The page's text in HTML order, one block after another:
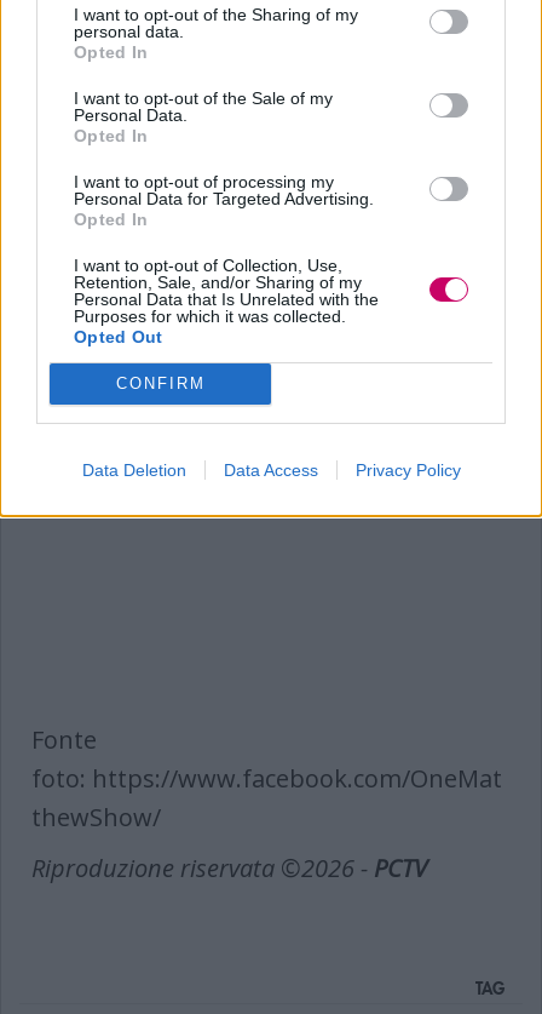
I want to opt-out of the Sharing of my
personal data.
Opted In
I want to opt-out of the Sale of my
Personal Data.
Opted In
I want to opt-out of processing my
Personal Data for Targeted Advertising.
Opted In
I want to opt-out of Collection, Use,
Retention, Sale, and/or Sharing of my
Personal Data that Is Unrelated with the
Purposes for which it was collected.
Opted Out
CONFIRM
Data Deletion Data Access Privacy Policy
internauti e sempre nello stesso anno è
anche alla conduzione di
Selfie, un talent comico prodotto dal
Teatro Ariston di Sanremo. A gennaio, del
2017, passa a Radio 101 e gli viene
affidata, insieme a
la conduzione del programma incentrato
sulle puntate in diretta del Grande
Fratello Vip.
Fonte
foto: https://www.facebook.com/OneMat
thewShow/
Riproduzione riservata ©2026 - PCTV
TAG